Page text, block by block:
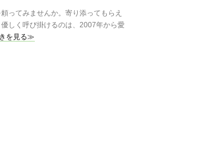
ってみませんか。寄り添ってもらえ
しく呼び掛けるのは、2007年から愛
を見る≫